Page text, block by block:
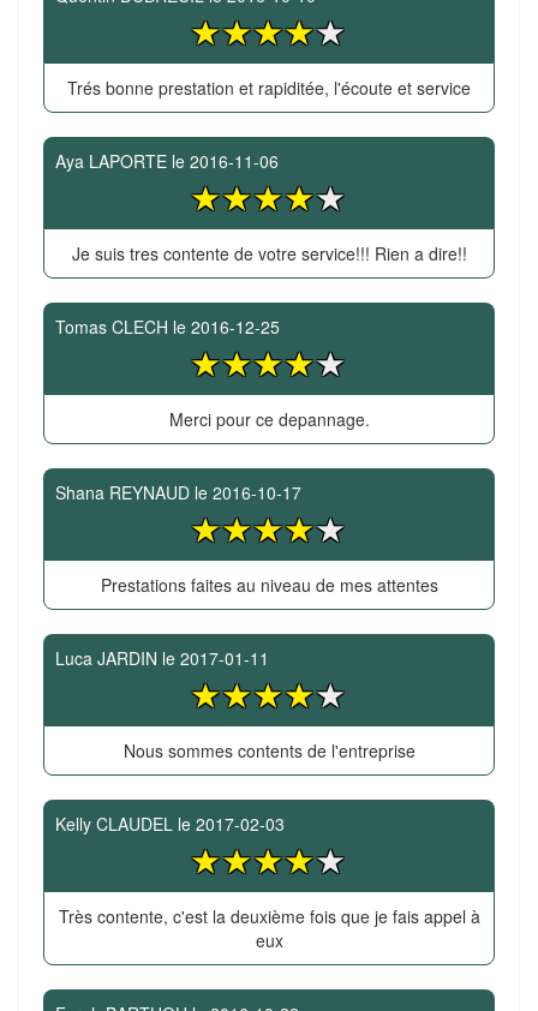
Trés bonne prestation et rapiditée, l'écoute et service
Aya LAPORTE le 2016-11-06
Je suis tres contente de votre service!!! Rien a dire!!
Tomas CLECH le 2016-12-25
Merci pour ce depannage.
Shana REYNAUD le 2016-10-17
Prestations faites au niveau de mes attentes
Luca JARDIN le 2017-01-11
Nous sommes contents de l'entreprise
Kelly CLAUDEL le 2017-02-03
Très contente, c'est la deuxième fois que je fais appel à
eux